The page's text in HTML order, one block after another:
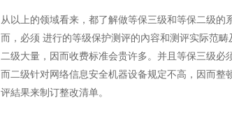
从以上的领域看来，都了解做等保三级和等保二级
而，必须 进行的等级保护测评的內容和测评实际范
二级大量，因而收费标准会贵许多。并且等保三级必
而二级针对网络信息安全机器设备规定不高，因而
评結果来制订整改清单。